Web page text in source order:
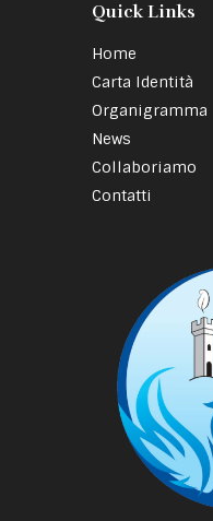
Quick Links
Home
Carta Identità
Organigramma
News
Collaboriamo
Contatti